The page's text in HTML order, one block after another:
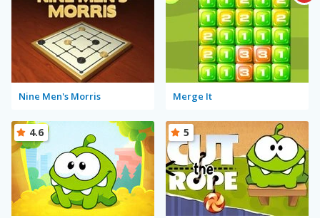
Nine Men's Morris Merge It
4.6 5